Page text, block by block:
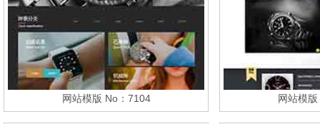
网站模版 No：7104 网站模